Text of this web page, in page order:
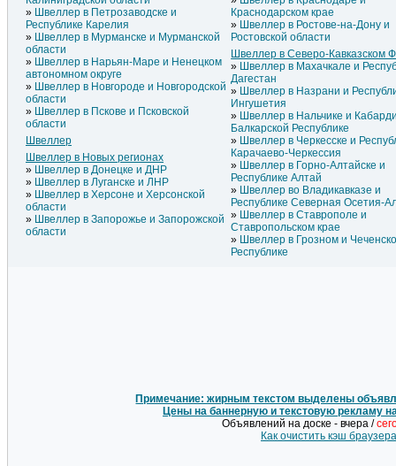
Швеллер в Петрозаводске и
Республике Карелия
Швеллер в Мурманске и Мурманской
области
Швеллер в Нарьян-Маре и Ненецком
автономном округе
Швеллер в Новгороде и Новгородской
области
Швеллер в Пскове и Псковской
области
Швеллер
Швеллер в Новых регионах
Швеллер в Донецке и ДНР
Швеллер в Луганске и ЛНР
Швеллер в Херсоне и Херсонской
области
Швеллер в Запорожье и Запорожской
области
Краснодарском крае
Швеллер в Ростове-на-Дону и
Ростовской области
Швеллер в Северо-Кавказском
Швеллер в Махачкале и
Дагестан
Швеллер в Назрани и
Ингушетия
Швеллер в Нальчике и
Балкарской Республике
Швеллер в Черкесске и
Карачаево-Черкессия
Швеллер в Горно-Алтайске и
Республике Алтай
Швеллер во Владикавказе и
Республике Северная Осетия-
Швеллер в Ставрополе и
Ставропольском крае
Швеллер в Грозном и
Республике
Примечание: жирным текстом выделены
Цены на баннерную и текстовую рекламу
Объявлений на доске - вчера /
Как очистить кэш